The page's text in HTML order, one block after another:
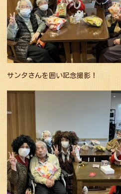
サンタさんを囲い記念撮影！